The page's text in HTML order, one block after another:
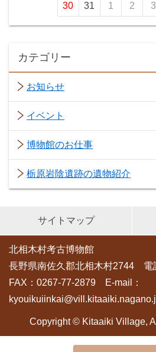
30 31 1 2 3
カテゴリー
お知らせ
イベント
博物館のお仕事
栃原岩陰遺跡の遺物紹介
サイトマップ
北相木村考古博物館
長野県南佐久郡北相木村2744
FAX：0267-77-2879 E-mail：
Copyright © Kitaaiki Village,